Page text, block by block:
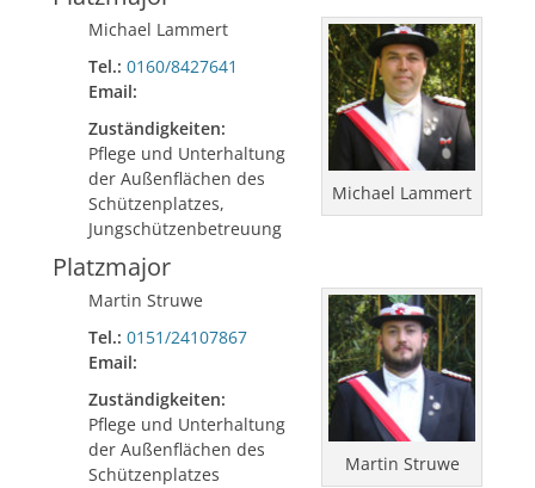
Michael Lammert
Michael Lammert
Tel.: 0160/8427641
Email:
Zuständigkeiten:
Pflege und Unterhaltung
der Außenflächen des
Schützenplatzes,
Jungschützenbetreuung
Platzmajor
Martin Struwe
Martin Struwe
Tel.: 0151/24107867
Email:
Zuständigkeiten:
Pflege und Unterhaltung
der Außenflächen des
Schützenplatzes